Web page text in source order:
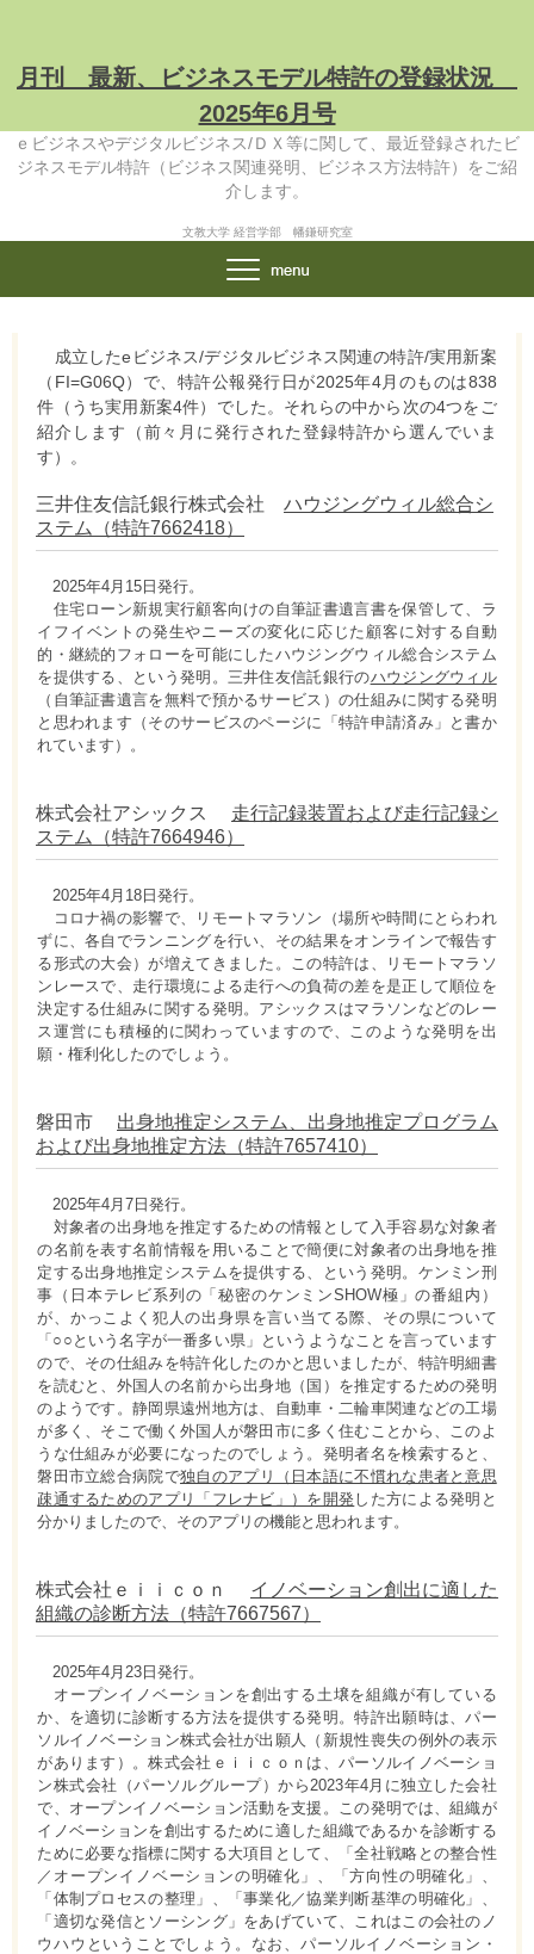
月刊 最新、ビジネスモデル特許の登録状況
2025年6月号
ｅビジネスやデジタルビジネス/ＤＸ等に関して、最近登録されたビ
ジネスモデル特許（ビジネス関連発明、ビジネス方法特許）をご紹
介します。
文教大学 経営学部 幡鎌研究室
成立したeビジネス/デジタルビジネス関連の特許/実用新案
（FI=G06Q）で、特許公報発行日が2025年4月のものは838
件（うち実用新案4件）でした。それらの中から次の4つをご
紹介します（前々月に発行された登録特許から選んでいま
す）。
三井住友信託銀行株式会社 ハウジングウィル総合シ
ステム（特許7662418）
2025年4月15日発行。
住宅ローン新規実行顧客向けの自筆証書遺言書を保管して、ラ
イフイベントの発生やニーズの変化に応じた顧客に対する自動
的・継続的フォローを可能にしたハウジングウィル総合システム
を提供する、という発明。三井住友信託銀行のハウジングウィル
（自筆証書遺言を無料で預かるサービス）の仕組みに関する発明
と思われます（そのサービスのページに「特許申請済み」と書か
れています）。
株式会社アシックス 走行記録装置および走行記録シ
ステム（特許7664946）
2025年4月18日発行。
コロナ禍の影響で、リモートマラソン（場所や時間にとらわれ
ずに、各自でランニングを行い、その結果をオンラインで報告す
る形式の大会）が増えてきました。この特許は、リモートマラソ
ンレースで、走行環境による走行への負荷の差を是正して順位を
決定する仕組みに関する発明。アシックスはマラソンなどのレー
ス運営にも積極的に関わっていますので、このような発明を出
願・権利化したのでしょう。
磐田市 出身地推定システム、出身地推定プログラム
および出身地推定方法（特許7657410）
2025年4月7日発行。
対象者の出身地を推定するための情報として入手容易な対象者
の名前を表す名前情報を用いることで簡便に対象者の出身地を推
定する出身地推定システムを提供する、という発明。ケンミン刑
事（日本テレビ系列の「秘密のケンミンSHOW極」の番組内）
が、かっこよく犯人の出身県を言い当てる際、その県について
「○○という名字が一番多い県」というようなことを言っています
ので、その仕組みを特許化したのかと思いましたが、特許明細書
を読むと、外国人の名前から出身地（国）を推定するための発明
のようです。静岡県遠州地方は、自動車・二輪車関連などの工場
が多く、そこで働く外国人が磐田市に多く住むことから、このよ
うな仕組みが必要になったのでしょう。発明者名を検索すると、
磐田市立総合病院で独自のアプリ（日本語に不慣れな患者と意思
疎通するためのアプリ「フレナビ」）を開発 した方による発明と
分かりましたので、そのアプリの機能と思われます。
株式会社ｅｉｉｃｏｎ イノベーション創出に適した
組織の診断方法（特許7667567）
2025年4月23日発行。
オープンイノベーションを創出する土壌を組織が有している
か、を適切に診断する方法を提供する発明。特許出願時は、パー
ソルイノベーション株式会社が出願人（新規性喪失の例外の表示
があります）。株式会社ｅｉｉｃｏｎは、パーソルイノベーショ
ン株式会社（パーソルグループ）から2023年4月に独立した会社
で、オープンイノベーション活動を支援。この発明では、組織が
イノベーションを創出するために適した組織であるかを診断する
ために必要な指標に関する大項目として、「全社戦略との整合性
／オープンイノベーションの明確化」、「方向性の明確化」、
「体制プロセスの整理」、「事業化／協業判断基準の明確化」、
「適切な発信とソーシング」をあげていて、これはこの会社のノ
ウハウということでしょう。なお、パーソルイノベーション・